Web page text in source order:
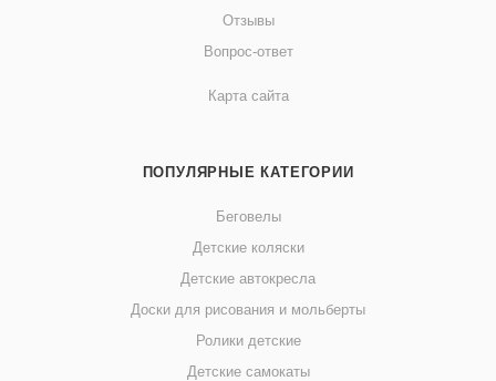
Отзывы
Вопрос-ответ
Карта сайта
ПОПУЛЯРНЫЕ КАТЕГОРИИ
Беговелы
Детские коляски
Детские автокресла
Доски для рисования и мольберты
Ролики детские
Детские самокаты